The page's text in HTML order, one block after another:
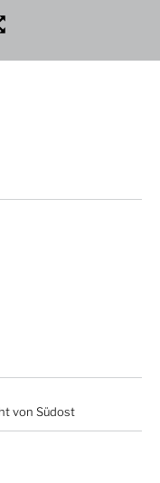
von Südost